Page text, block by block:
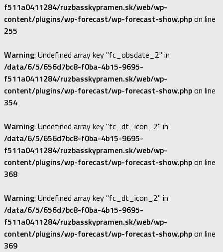
f511a0411284/ruzbasskypramen.sk/web/wp-
content/plugins/wp-forecast/wp-forecast-show.phpon line
255
Warning: Undefined array key "fc_obsdate_2" in
/data/6/5/656d7bc8-f0ba-4b15-9695-
f511a0411284/ruzbasskypramen.sk/web/wp-
content/plugins/wp-forecast/wp-forecast-show.phpon line
354
Warning: Undefined array key "fc_dt_icon_2" in
/data/6/5/656d7bc8-f0ba-4b15-9695-
f511a0411284/ruzbasskypramen.sk/web/wp-
content/plugins/wp-forecast/wp-forecast-show.phpon line
368
Warning: Undefined array key "fc_dt_icon_2" in
/data/6/5/656d7bc8-f0ba-4b15-9695-
f511a0411284/ruzbasskypramen.sk/web/wp-
content/plugins/wp-forecast/wp-forecast-show.phpon line
369